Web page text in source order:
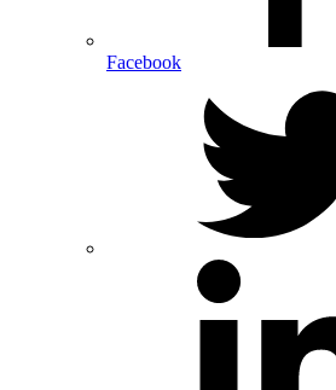
Facebook